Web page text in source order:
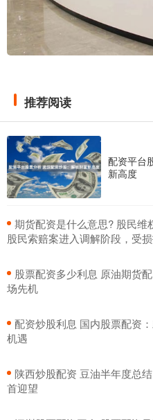
推荐阅读
配资平台
新高度
期货配资是什么意思? 股民维
股民索赔案进入调解阶段，受
股票配资多少利息 原油期货
场先机
配资炒股利息 国内股票配资
机遇
陕西炒股配资 豆油半年度总
首迎望